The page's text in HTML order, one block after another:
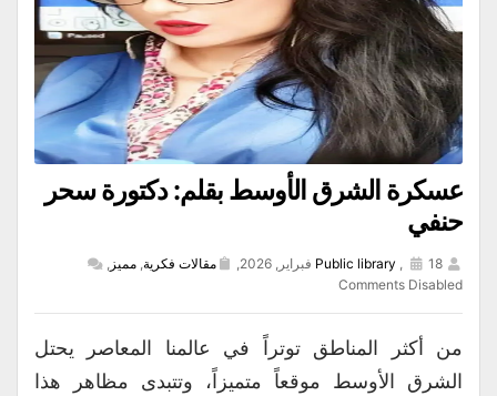
عسكرة الشرق الأوسط بقلم: دكتورة سحر
حنفي
Public library , 18 فبراير, 2026, مقالات فكرية, مميز ,
Comments Disabled
من أكثر المناطق توتراً في عالمنا المعاصر يحتل
الشرق الأوسط موقعاً متميزاً، وتتبدى مظاهر هذا